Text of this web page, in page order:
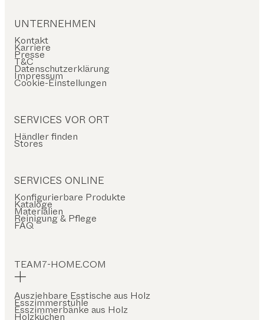
UNTERNEHMEN
Kontakt
Karriere
Presse
T&C
Datenschutzerklärung
Impressum
Cookie-Einstellungen
SERVICES VOR ORT
Händler finden
Stores
SERVICES ONLINE
Konfigurierbare Produkte
Kataloge
Materialien
Reinigung & Pflege
FAQ
TEAM7-HOME.COM
Ausziehbare Esstische aus Holz
Esszimmerstühle
Esszimmerbänke aus Holz
Holzküchen